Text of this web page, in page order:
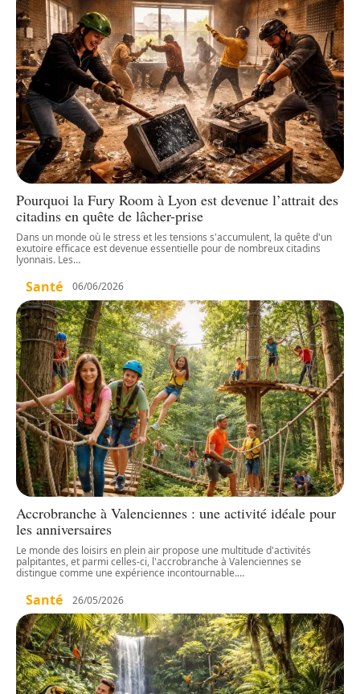
Pourquoi la Fury Room à Lyon est devenue l’attrait des
citadins en quête de lâcher-prise
Dans un monde où le stress et les tensions s'accumulent, la quête d'un
exutoire efficace est devenue essentielle pour de nombreux citadins
lyonnais. Les…
Santé 06/06/2026
Accrobranche à Valenciennes : une activité idéale pour
les anniversaires
Le monde des loisirs en plein air propose une multitude d'activités
palpitantes, et parmi celles-ci, l'accrobranche à Valenciennes se
distingue comme une expérience incontournable.…
Santé 26/05/2026